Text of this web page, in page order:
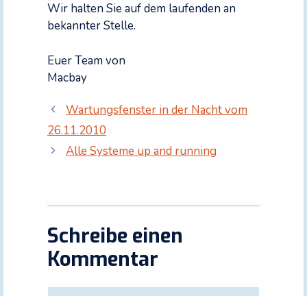
Wir halten Sie auf dem laufenden an
bekannter Stelle.
Euer Team von
Macbay
Wartungsfenster in der Nacht vom
26.11.2010
Alle Systeme up and running
Schreibe einen
Kommentar